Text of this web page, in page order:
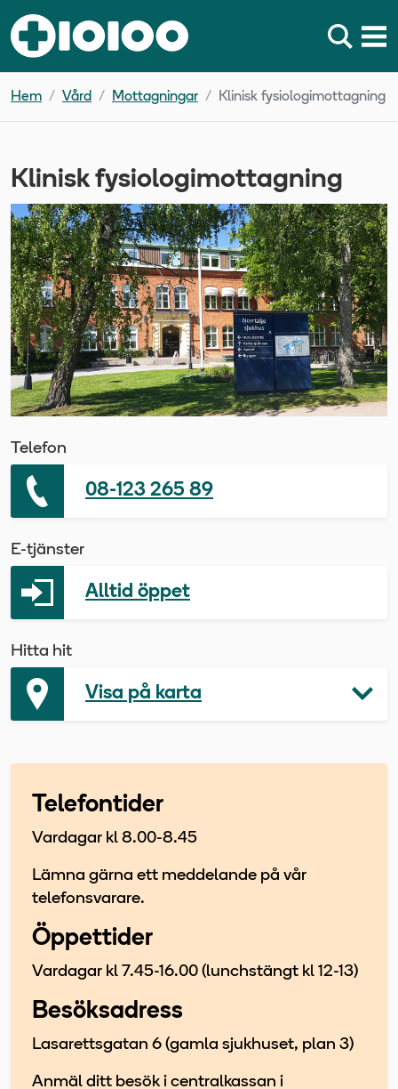
Hem Vård Mottagningar Klinisk fysiologimottagning
Klinisk fysiologimottagning
Telefon
08-123 265 89
E-tjänster
Alltid öppet
Hitta hit
Visa på karta
Telefontider
Vardagar kl 8.00-8.45
Lämna gärna ett meddelande på vår
telefonsvarare.
Öppettider
Vardagar kl 7.45-16.00 (lunchstängt kl 12-13)
Besöksadress
Lasarettsgatan 6 (gamla sjukhuset, plan 3)
Anmäl ditt besök i centralkassan i